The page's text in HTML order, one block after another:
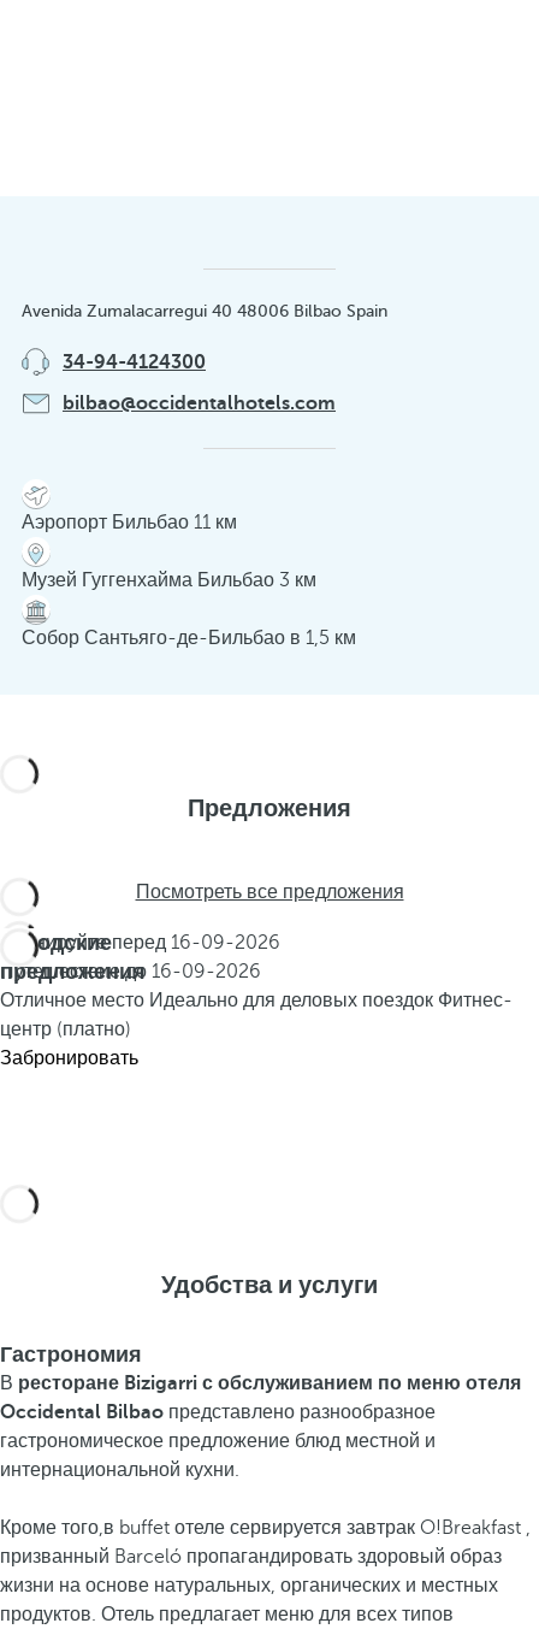
Avenida Zumalacarregui 40 48006 Bilbao Spain
34-94-4124300
bilbao@occidentalhotels.com
Аэропорт Бильбао 11 км
Музей Гуггенхайма Бильбао 3 км
Собор Сантьяго-де-Бильбао в 1,5 км
Предложения
Посмотреть все предложения
Городские
предложения
Бронируйте перед 16-09-2026
Путешествие до 16-09-2026
Отличное место Идеально для деловых поездок Фитнес-
центр (платно)
Забронировать
Удобства и услуги
Гастрономия
В ресторане Bizigarri с обслуживанием по меню отеля
Occidental Bilbao представлено разнообразное
гастрономическое предложение блюд местной и
интернациональной кухни.
Кроме того,в buffet отеле сервируется завтрак O!Breakfast ,
призванный Barceló пропагандировать здоровый образ
жизни на основе натуральных, органических и местных
продуктов. Отель предлагает меню для всех типов